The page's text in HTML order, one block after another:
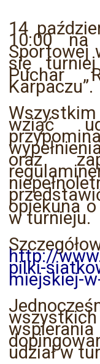
14
10:00 na
Sportowej
się
Puchar
Karpaczu”.
wziąć
oraz
opiekuna
w turnieju.
http://
pilki-
miejskiej-
udział w